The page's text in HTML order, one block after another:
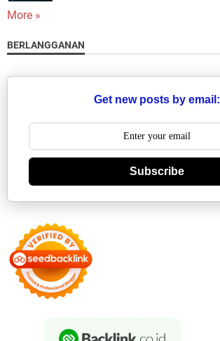
More »
BERLANGGANAN
Get new posts by email:
Subscribe